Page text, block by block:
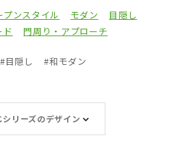
プンスタイル モダン
目隠し
ド 門周り・アプローチ
#目隠し #和モダン
シリーズのデザイン